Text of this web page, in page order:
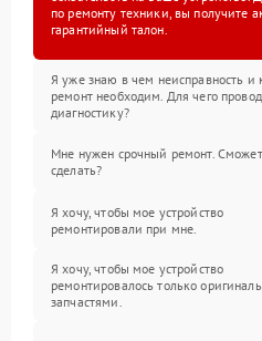
по ремонту техники, вы получите
гарантийный талон.
Я уже знаю в чем неисправность и
ремонт необходим. Для чего
диагностику?
Мне нужен срочный ремонт.
сделать?
Я хочу, чтобы мое устройство
ремонтировали при мне.
Я хочу, чтобы мое устройство
ремонтировалось только
запчастями.